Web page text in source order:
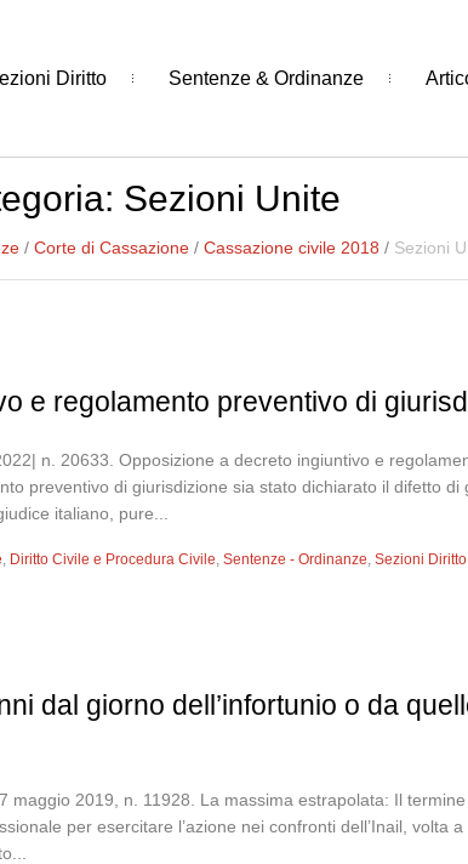
Diritto Sentenze & Ordinanze
Sezioni Unite
/ Corte di Cassazione / Cassazione civile 2018 / Sezioni
e regolamento preventivo di
n. 20633. Opposizione a decreto ingiuntivo e
preventivo di giurisdizione sia stato dichiarato il difetto
italiano, pure...
, Diritto Civile e Procedura Civile,Sentenze - Ordinanze,Sezioni Diritto
dal giorno dell’infortunio o da
maggio 2019, n. 11928. La massima estrapolata: Il
per esercitare l’azione nei confronti dell’Inail, volta